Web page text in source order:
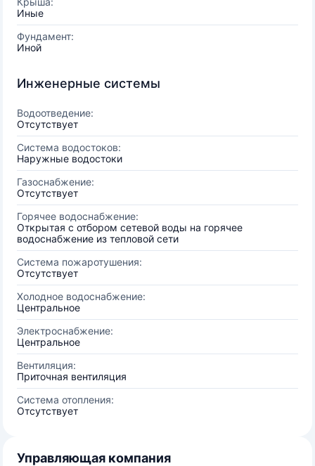
Иные
Фундамент:
Иной
Инженерные системы
Водоотведение:
Отсутствует
Система водостоков:
Наружные водостоки
Газоснабжение:
Отсутствует
Горячее водоснабжение:
Открытая с отбором сетевой воды на горячее
водоснабжение из тепловой сети
Система пожаротушения:
Отсутствует
Холодное водоснабжение:
Центральное
Электроснабжение:
Центральное
Вентиляция:
Приточная вентиляция
Система отопления:
Отсутствует
Управляющая компания